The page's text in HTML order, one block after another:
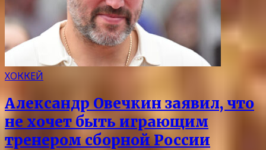
ХОККЕЙ
Александр Овечкин заявил, что
не хочет быть играющим
тренером сборной России